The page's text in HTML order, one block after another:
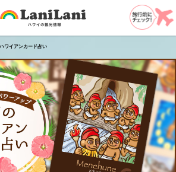
ワイアンカード占い